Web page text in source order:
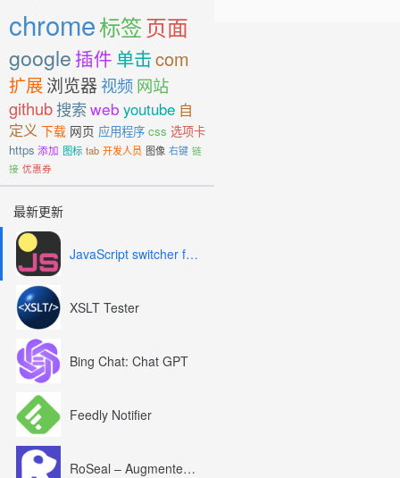
chrome标签页面
google 插件 单击com
扩展浏览器 视频网站
github搜索web youtube 自
定义 下载 网页 应用程序 css 选项卡
https 添加 图标 tab 开发人员 图像 右键 链
接 优惠券
最新更新
JavaScript switcher for SEO and development
XSLT Tester
Bing Chat: Chat GPT
Feedly Notifier
RoSeal – Augmented Roblox Experience